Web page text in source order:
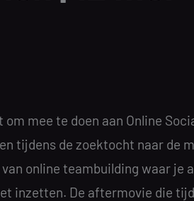
om mee te doen aan Online
tijdens de zoektocht naar de
online teambuilding waar je
inzetten. De aftermovie die